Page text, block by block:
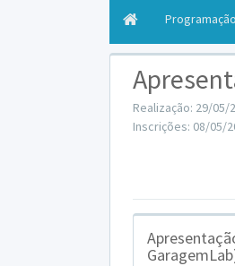
Programação
Realização: 29/05/
Inscrições: 08/05/